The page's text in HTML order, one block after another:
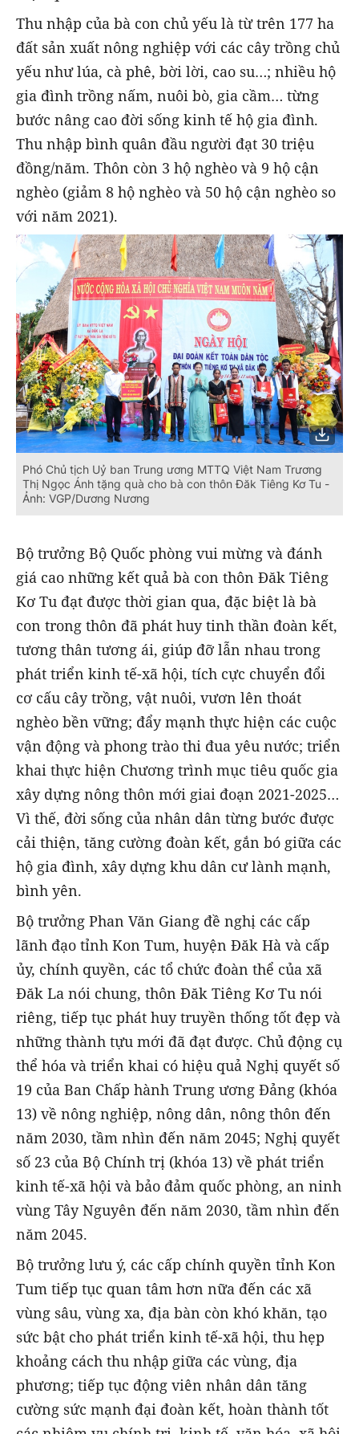
Thu nhập của bà con chủ yếu là từ trên 177 ha
đất sản xuất nông nghiệp với các cây trồng chủ
yếu như lúa, cà phê, bời lời, cao su…; nhiều hộ
gia đình trồng nấm, nuôi bò, gia cầm… từng
bước nâng cao đời sống kinh tế hộ gia đình.
Thu nhập bình quân đầu người đạt 30 triệu
đồng/năm. Thôn còn 3 hộ nghèo và 9 hộ cận
nghèo (giảm 8 hộ nghèo và 50 hộ cận nghèo so
với năm 2021).
Phó Chủ tịch Uỷ ban Trung ương MTTQ Việt Nam Trương
Thị Ngọc Ánh tặng quà cho bà con thôn Đăk Tiêng Kơ Tu -
Ảnh: VGP/Dương Nương
Bộ trưởng Bộ Quốc phòng vui mừng và đánh
giá cao những kết quả bà con thôn Đăk Tiêng
Kơ Tu đạt được thời gian qua, đặc biệt là bà
con trong thôn đã phát huy tinh thần đoàn kết,
tương thân tương ái, giúp đỡ lẫn nhau trong
phát triển kinh tế-xã hội, tích cực chuyển đổi
cơ cấu cây trồng, vật nuôi, vươn lên thoát
nghèo bền vững; đẩy mạnh thực hiện các cuộc
vận động và phong trào thi đua yêu nước; triển
khai thực hiện Chương trình mục tiêu quốc gia
xây dựng nông thôn mới giai đoạn 2021-2025…
Vì thế, đời sống của nhân dân từng bước được
cải thiện, tăng cường đoàn kết, gắn bó giữa các
hộ gia đình, xây dựng khu dân cư lành mạnh,
bình yên.
Bộ trưởng Phan Văn Giang đề nghị các cấp
lãnh đạo tỉnh Kon Tum, huyện Đăk Hà và cấp
ủy, chính quyền, các tổ chức đoàn thể của xã
Đăk La nói chung, thôn Đăk Tiêng Kơ Tu nói
riêng, tiếp tục phát huy truyền thống tốt đẹp và
những thành tựu mới đã đạt được. Chủ động cụ
thể hóa và triển khai có hiệu quả Nghị quyết số
19 của Ban Chấp hành Trung ương Đảng (khóa
13) về nông nghiệp, nông dân, nông thôn đến
năm 2030, tầm nhìn đến năm 2045; Nghị quyết
số 23 của Bộ Chính trị (khóa 13) về phát triển
kinh tế-xã hội và bảo đảm quốc phòng, an ninh
vùng Tây Nguyên đến năm 2030, tầm nhìn đến
năm 2045.
Bộ trưởng lưu ý, các cấp chính quyền tỉnh Kon
Tum tiếp tục quan tâm hơn nữa đến các xã
vùng sâu, vùng xa, địa bàn còn khó khăn, tạo
sức bật cho phát triển kinh tế-xã hội, thu hẹp
khoảng cách thu nhập giữa các vùng, địa
phương; tiếp tục động viên nhân dân tăng
cường sức mạnh đại đoàn kết, hoàn thành tốt